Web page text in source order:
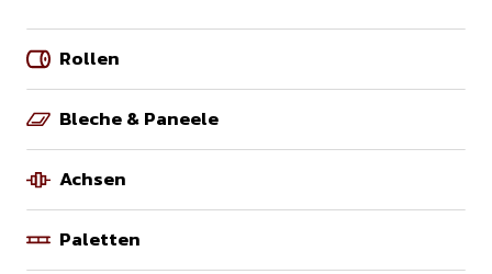
Rollen
Bleche & Paneele
Achsen
Paletten